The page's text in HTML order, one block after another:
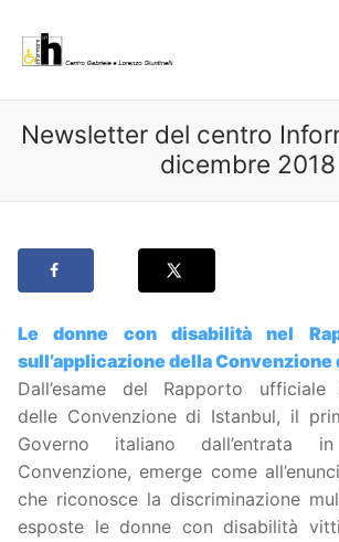
contenuto
Newsletter del centro
dicembre 2018
Le donne con disabilità nel
sull’applicazione della Convenzione
Dall’esame del Rapporto ufficiale
delle Convenzione di Istanbul, il
Governo italiano dall’entrata
Convenzione, emerge come
che riconosce la discriminazione
esposte le donne con disabilità